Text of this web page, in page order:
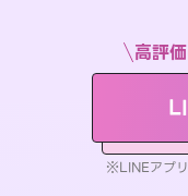
高評
※LINEアプ